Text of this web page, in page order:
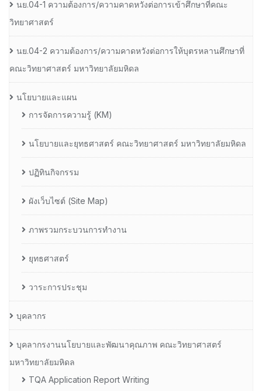
นย.04-1 ความต้องการ/ความคาดหวังต่อการเข้าศึกษาที่คณะ
วิทยาศาสตร์
นย.04-2 ความต้องการ/ความคาดหวังต่อการให้บุตรหลานศึกษาที่
คณะวิทยาศาสตร์ มหาวิทยาลัยมหิดล
นโยบายและแผน
การจัดการความรู้ (KM)
นโยบายและยุทธศาสตร์ คณะวิทยาศาสตร์ มหาวิทยาลัยมหิดล
ปฏิทินกิจกรรม
ผังเว็บไซต์ (Site Map)
ภาพรวมกระบวนการทำงาน
ยุทธศาสตร์
วาระการประชุม
บุคลากร
บุคลากรงานนโยบายและพัฒนาคุณภาพ คณะวิทยาศาสตร์
มหาวิทยาลัยมหิดล
TQA Application Report Writing